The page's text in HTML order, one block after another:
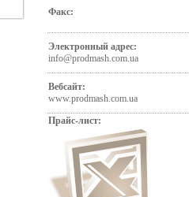
Факс:
Электронный адрес:
info@prodmash.com.ua
Вебсайт:
www.prodmash.com.ua
Прайс-лист: